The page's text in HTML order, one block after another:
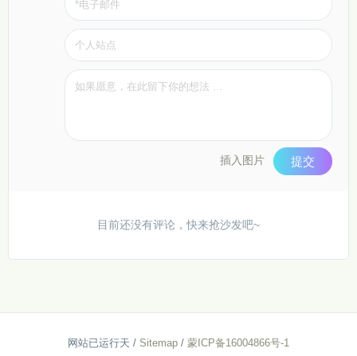
插入图片 提交
目前还没有评论，快来抢沙发吧~
网站已运行天 / Sitemap / 蒙ICP备16004866号-1